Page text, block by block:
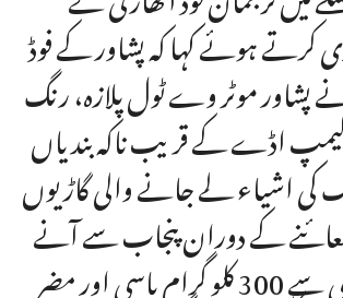
ہوئے کہا کہ پشاور کے فوڈ
پشاور موٹر وے ٹول پلازہ، رنگ
اڈے کے قریب ناکہ بندیاں
کی اشیاء لے جانے والی گاڑیوں
کے دوران پنجاب سے آنے
والی ایک گاڑی سے 300 کلو گرام باسی اور مضر